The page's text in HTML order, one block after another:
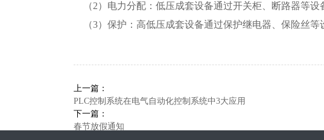
（2）电力分配：低压成套设备通过开关柜、断路器等设
（3）保护：高低压成套设备通过保护继电器、保险丝等
上一篇：
PLC控制系统在电气自动化控制系统中3大应用
下一篇：
春节放假通知